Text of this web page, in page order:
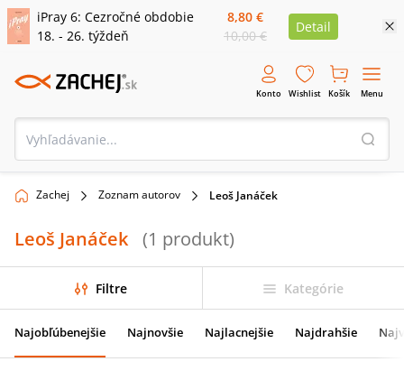
iPray 6: Cezročné obdobie
18. - 26. týždeň
8,80 €
10,00 €
Detail
Konto Wishlist Košík Menu
Zachej Zoznam autorov Leoš Janáček
Leoš Janáček (1 produkt)
Filtre Kategórie
Najobľúbenejšie Najnovšie Najlacnejšie Najdrahšie